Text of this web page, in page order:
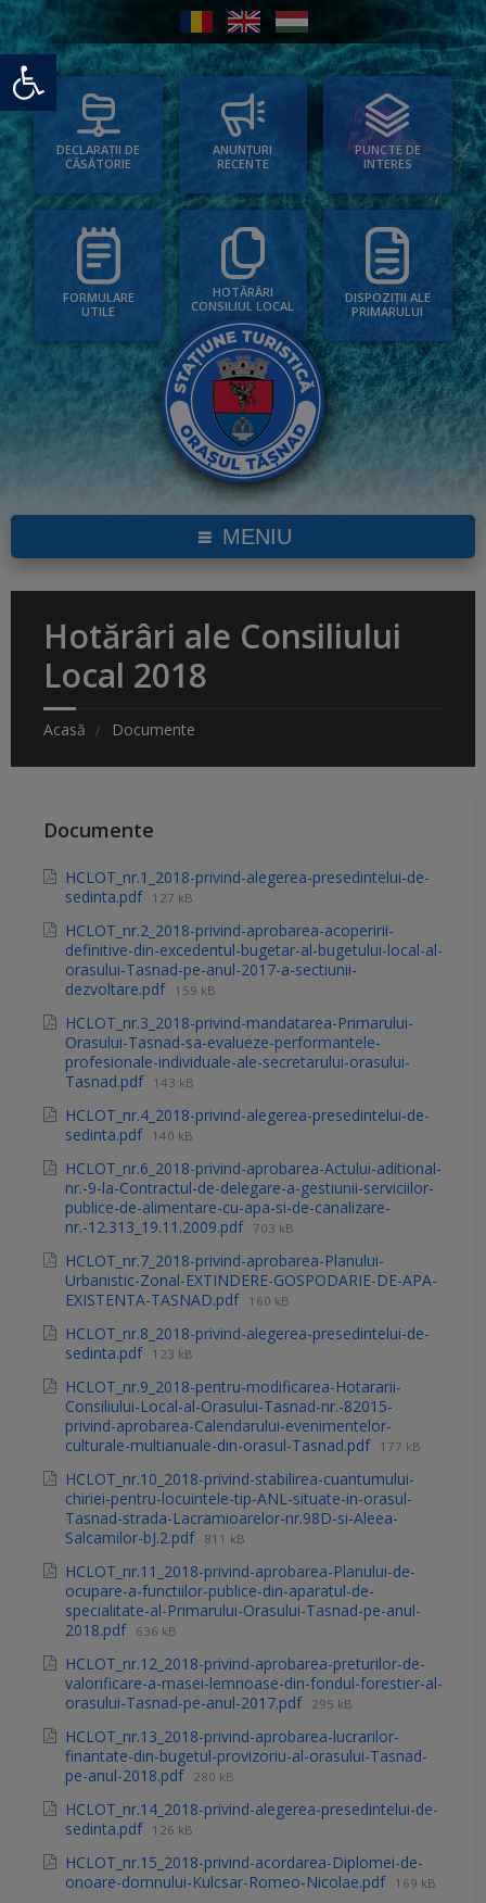
Deschide bara de unelte
DECLARAȚII DE
CĂSĂTORIE
ANUNȚURI
RECENTE
PUNCTE DE
INTERES
FORMULARE
UTILE
HOTĂRÂRI
CONSILIUL LOCAL
DISPOZIȚII ALE
PRIMARULUI
MENIU
Hotărâri ale Consiliului
Local 2018
Acasă Documente
Documente
HCLOT_nr.1_2018-privind-alegerea-presedintelui-de-
sedinta.pdf 127 kB
HCLOT_nr.2_2018-privind-aprobarea-acoperirii-
definitive-din-excedentul-bugetar-al-bugetului-local-al-
orasului-Tasnad-pe-anul-2017-a-sectiunii-
dezvoltare.pdf 159 kB
HCLOT_nr.3_2018-privind-mandatarea-Primarului-
Orasului-Tasnad-sa-evalueze-performantele-
profesionale-individuale-ale-secretarului-orasului-
Tasnad.pdf 143 kB
HCLOT_nr.4_2018-privind-alegerea-presedintelui-de-
sedinta.pdf 140 kB
HCLOT_nr.6_2018-privind-aprobarea-Actului-aditional-
nr.-9-la-Contractul-de-delegare-a-gestiunii-serviciilor-
publice-de-alimentare-cu-apa-si-de-canalizare-
nr.-12.313_19.11.2009.pdf 703 kB
HCLOT_nr.7_2018-privind-aprobarea-Planului-
Urbanistic-Zonal-EXTINDERE-GOSPODARIE-DE-APA-
EXISTENTA-TASNAD.pdf 160 kB
HCLOT_nr.8_2018-privind-alegerea-presedintelui-de-
sedinta.pdf 123 kB
HCLOT_nr.9_2018-pentru-modificarea-Hotararii-
Consiliului-Local-al-Orasului-Tasnad-nr.-82015-
privind-aprobarea-Calendarului-evenimentelor-
culturale-multianuale-din-orasul-Tasnad.pdf 177 kB
HCLOT_nr.10_2018-privind-stabilirea-cuantumului-
chiriei-pentru-locuintele-tip-ANL-situate-in-orasul-
Tasnad-strada-Lacramioarelor-nr.98D-si-Aleea-
Salcamilor-bJ.2.pdf 811 kB
HCLOT_nr.11_2018-privind-aprobarea-Planului-de-
ocupare-a-functiilor-publice-din-aparatul-de-
specialitate-al-Primarului-Orasului-Tasnad-pe-anul-
2018.pdf 636 kB
HCLOT_nr.12_2018-privind-aprobarea-preturilor-de-
valorificare-a-masei-lemnoase-din-fondul-forestier-al-
orasului-Tasnad-pe-anul-2017.pdf 295 kB
HCLOT_nr.13_2018-privind-aprobarea-lucrarilor-
finantate-din-bugetul-provizoriu-al-orasului-Tasnad-
pe-anul-2018.pdf 280 kB
HCLOT_nr.14_2018-privind-alegerea-presedintelui-de-
sedinta.pdf 126 kB
HCLOT_nr.15_2018-privind-acordarea-Diplomei-de-
onoare-domnului-Kulcsar-Romeo-Nicolae.pdf 169 kB